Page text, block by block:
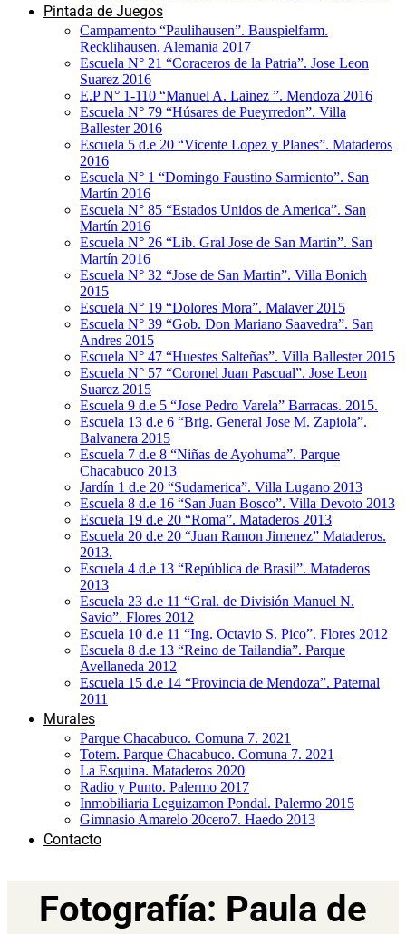
Pintada de Juegos
Campamento “Paulihausen”. Bauspielfarm.
Recklihausen. Alemania 2017
Escuela N° 21 “Coraceros de la Patria”. Jose Leon
Suarez 2016
E.P N° 1-110 “Manuel A. Lainez ”. Mendoza 2016
Escuela N° 79 “Húsares de Pueyrredon”. Villa
Ballester 2016
Escuela 5 d.e 20 “Vicente Lopez y Planes”. Mataderos
2016
Escuela N° 1 “Domingo Faustino Sarmiento”. San
Martín 2016
Escuela N° 85 “Estados Unidos de America”. San
Martín 2016
Escuela N° 26 “Lib. Gral Jose de San Martin”. San
Martín 2016
Escuela N° 32 “Jose de San Martin”. Villa Bonich
2015
Escuela N° 19 “Dolores Mora”. Malaver 2015
Escuela N° 39 “Gob. Don Mariano Saavedra”. San
Andres 2015
Escuela N° 47 “Huestes Salteñas”. Villa Ballester 2015
Escuela N° 57 “Coronel Juan Pascual”. Jose Leon
Suarez 2015
Escuela 9 d.e 5 “Jose Pedro Varela” Barracas. 2015.
Escuela 13 d.e 6 “Brig. General Jose M. Zapiola”.
Balvanera 2015
Escuela 7 d.e 8 “Niñas de Ayohuma”. Parque
Chacabuco 2013
Jardín 1 d.e 20 “Sudamerica”. Villa Lugano 2013
Escuela 8 d.e 16 “San Juan Bosco”. Villa Devoto 2013
Escuela 19 d.e 20 “Roma”. Mataderos 2013
Escuela 20 d.e 20 “Juan Ramon Jimenez” Mataderos.
2013.
Escuela 4 d.e 13 “República de Brasil”. Mataderos
2013
Escuela 23 d.e 11 “Gral. de División Manuel N.
Savio”. Flores 2012
Escuela 10 d.e 11 “Ing. Octavio S. Pico”. Flores 2012
Escuela 8 d.e 13 “Reino de Tailandia”. Parque
Avellaneda 2012
Escuela 15 d.e 14 “Provincia de Mendoza”. Paternal
2011
Murales
Parque Chacabuco. Comuna 7. 2021
Totem. Parque Chacabuco. Comuna 7. 2021
La Esquina. Mataderos 2020
Radio y Punto. Palermo 2017
Inmobiliaria Leguizamon Pondal. Palermo 2015
Gimnasio Amarelo 20cero7. Haedo 2013
Contacto
Fotografía: Paula de